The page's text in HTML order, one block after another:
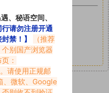
；苹果：解压专家
、秘语空间、
行请勿注册开通
禁！】
（推荐
别国产浏览器
：
请使用正规邮
、微软、Google